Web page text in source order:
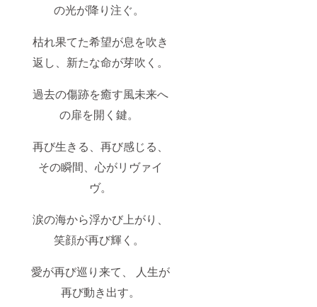
の光が降り注ぐ。
枯れ果てた希望が息を吹き
返し、新たな命が芽吹く。
過去の傷跡を癒す風未来へ
の扉を開く鍵。
再び生きる、再び感じる、
その瞬間、心がリヴァイ
ヴ。
涙の海から浮かび上がり、
笑顔が再び輝く。
愛が再び巡り来て、 人生が
再び動き出す。